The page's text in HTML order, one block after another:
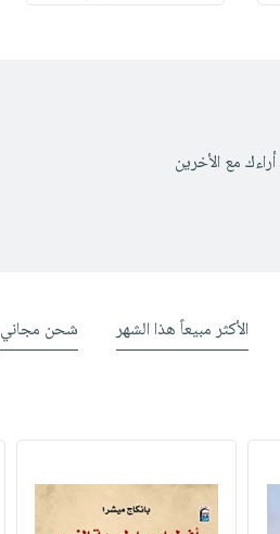
مع الأخرين
الأكثر مبيعاً هذا الشهر شحن مجاني